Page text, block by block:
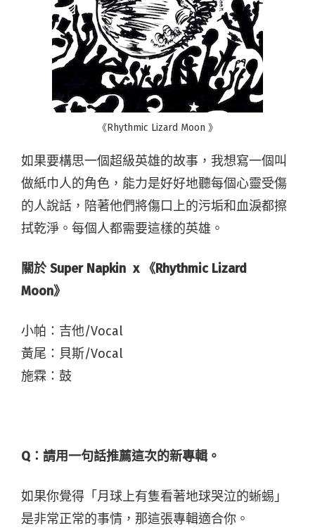
《Rhythmic Lizard Moon 》
如果要構思一個超級英雄的故事，我想寫一個叫
做紙巾人的角色，能力是好好地聽每個心靈受傷
的人說話，陪著他們將傷口上的污垢和血淚都擦
拭乾淨。每個人都需要這樣的英雄。
關於 Super Napkin x 《Rhythmic Lizard
Moon》
小帕：吉他/Vocal
黃尾：貝斯/Vocal
施霖：鼓
Q：請用一句話推薦這次的新專輯。
如果你覺得「月球上有隻看著地球哭泣的蜥蜴」
是非常正常的事情，那這張專輯適合你。